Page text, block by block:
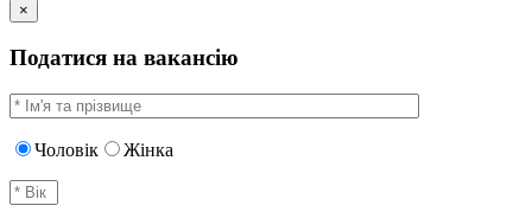
×
Податися на вакансію
Чоловік Жінка